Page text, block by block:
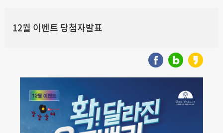
12월 이벤트 당첨자발표